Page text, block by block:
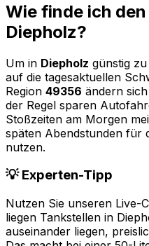
Wie finde ich
Diepholz?
Um in Diepholz günstig
auf die tagesaktuellen
Region 49356 ändern
der Regel sparen
Stoßzeiten am Morgen
späten Abendstunden für
nutzen.
💡 Experten-Tipp
Nutzen Sie unseren Live-
liegen Tankstellen in
auseinander liegen,